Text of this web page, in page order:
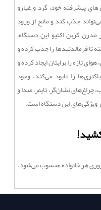
پیشرفته خود، گرد و غبارو
2.5 میکرونی را می‌تواند جذب کند و مانع از ورود
مدرن کربن اکتیو این دستگاه،
تا فرمالدئیدها را جذب کرده و
تازه را برایتان ایجاد کرده و
را نابود می‌کند. وجود
نشان‌گر، تایمر، صدا و
این دستگاه است.
هر خانواده محسوب می‌شود.